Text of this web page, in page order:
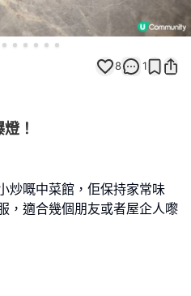
8 1
！
炒嘅中菜館，佢保持家常味
，適合幾個朋友或者屋企人嚟